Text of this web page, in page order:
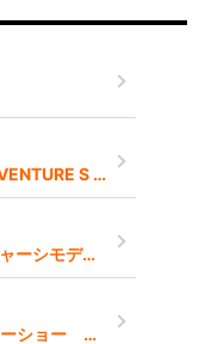
990 RC R/990 DUKE R/1390 SUPERADVENTURE S EVO 2026モデル予約受付中です
【2025年】390ADVENTURE R ローシャーシモデル【-45mm】
【2025年12月5日-12月7日】大阪モーターショー インポートブランドとして出展します